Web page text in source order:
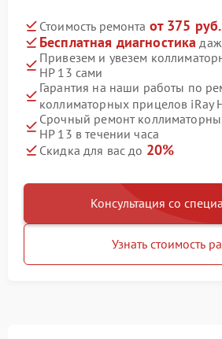
Стоимость ремонта от 375 руб.
Бесплатная диагностика
Привезем и увезем
HP 13 сами
Гарантия на наши работы по
коллиматорных прицелов iRay
Срочный ремонт
HP 13 в течении часа
Скидка для вас до 20%
Консультация со
Узнать стоимость